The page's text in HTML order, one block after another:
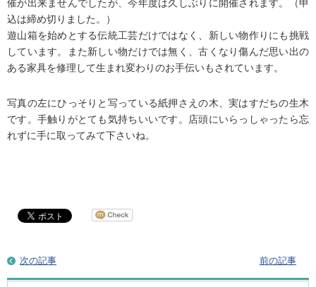
催が出来ませんでしたが、今年度は久しぶりに開催されます。（申
込は締め切りました。）
遊山箱を始めとする伝統工芸だけではなく、新しい物作りにも挑戦
しています。また新しい物だけでは無く、古くなり傷んだ思い出の
ある家具を修理して生まれ変わりのお手伝いもされています。
写真の左にひっそりと写っている紙押さえの木、実はすだちの生木
です。手触りがとても気持ちいいです。店頭にいらっしゃったら忘
れずに手に取ってみて下さいね。
次の記事 前の記事